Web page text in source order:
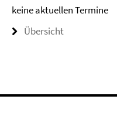
keine aktuellen Termine
Übersicht